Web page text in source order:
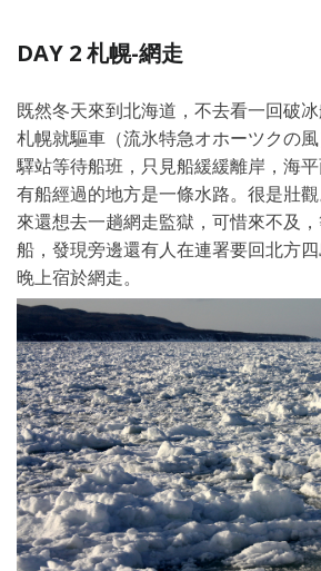
DAY 2 札幌-網走
既然冬天來到北海道，不去看一回破
札幌就驅車（流氷特急オホーツクの
驛站等待船班，只見船緩緩離岸，海
有船經過的地方是一條水路。很是壯
來還想去一趟網走監獄，可惜來不及
船，發現旁邊還有人在連署要回北方四
晚上宿於網走。